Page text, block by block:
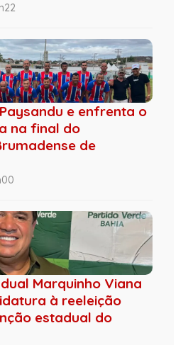
e enfrenta o
na final do
de
Marquinho Viana
à reeleição
estadual do